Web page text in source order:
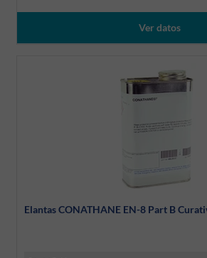
Ver datos
Elantas CONATHANE EN-8 Part B